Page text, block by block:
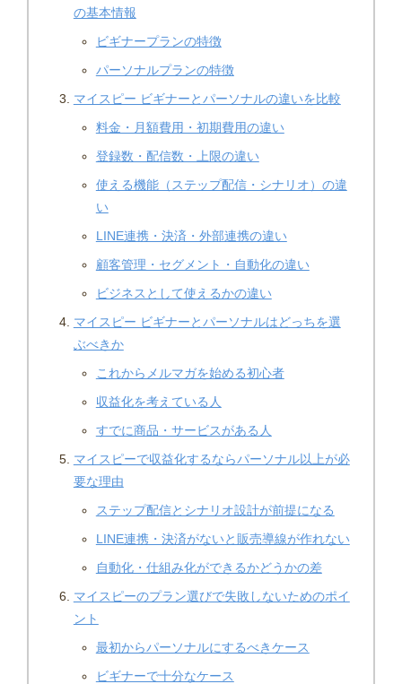
の基本情報
ビギナープランの特徴
パーソナルプランの特徴
マイスピー ビギナーとパーソナルの違いを比較
料金・月額費用・初期費用の違い
登録数・配信数・上限の違い
使える機能（ステップ配信・シナリオ）の違
い
LINE連携・決済・外部連携の違い
顧客管理・セグメント・自動化の違い
ビジネスとして使えるかの違い
マイスピー ビギナーとパーソナルはどっちを選
ぶべきか
これからメルマガを始める初心者
収益化を考えている人
すでに商品・サービスがある人
マイスピーで収益化するならパーソナル以上が必
要な理由
ステップ配信とシナリオ設計が前提になる
LINE連携・決済がないと販売導線が作れない
自動化・仕組み化ができるかどうかの差
マイスピーのプラン選びで失敗しないためのポイ
ント
最初からパーソナルにするべきケース
ビギナーで十分なケース